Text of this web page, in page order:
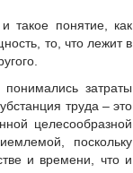
такое понятие, как
то, что лежит в
затраты
труда – это
целесообразной
поскольку
и времени, что и